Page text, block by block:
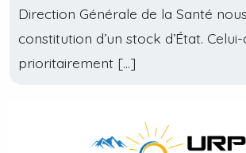
Direction Générale de la Santé
constitution d’un stock d’État.
prioritairement […]